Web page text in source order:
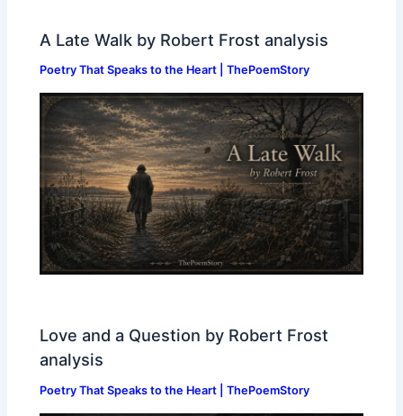
A Late Walk by Robert Frost analysis
Poetry That Speaks to the Heart | ThePoemStory
Love and a Question by Robert Frost
analysis
Poetry That Speaks to the Heart | ThePoemStory